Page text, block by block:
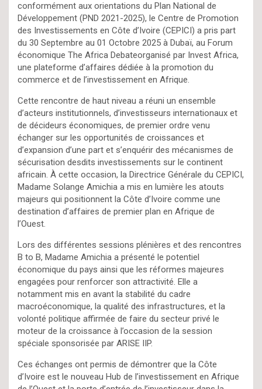
conformément aux orientations du Plan National de
Développement (PND 2021-2025), le Centre de Promotion
des Investissements en Côte d’Ivoire (CEPICI) a pris part
du 30 Septembre au 01 Octobre 2025 à Dubaï, au Forum
économique The Africa Debateorganisé par Invest Africa,
une plateforme d’affaires dédiée à la promotion du
commerce et de l’investissement en Afrique.
Cette rencontre de haut niveau a réuni un ensemble
d’acteurs institutionnels, d’investisseurs internationaux et
de décideurs économiques, de premier ordre venu
échanger sur les opportunités de croissances et
d’expansion d’une part et s’enquérir des mécanismes de
sécurisation desdits investissements sur le continent
africain. À cette occasion, la Directrice Générale du CEPICI,
Madame Solange Amichia a mis en lumière les atouts
majeurs qui positionnent la Côte d’Ivoire comme une
destination d’affaires de premier plan en Afrique de
l’Ouest.
Lors des différentes sessions plénières et des rencontres
B to B, Madame Amichia a présenté le potentiel
économique du pays ainsi que les réformes majeures
engagées pour renforcer son attractivité. Elle a
notamment mis en avant la stabilité du cadre
macroéconomique, la qualité des infrastructures, et la
volonté politique affirmée de faire du secteur privé le
moteur de la croissance à l’occasion de la session
spéciale sponsorisée par ARISE IIP.
Ces échanges ont permis de démontrer que la Côte
d’Ivoire est le nouveau Hub de l’investissement en Afrique